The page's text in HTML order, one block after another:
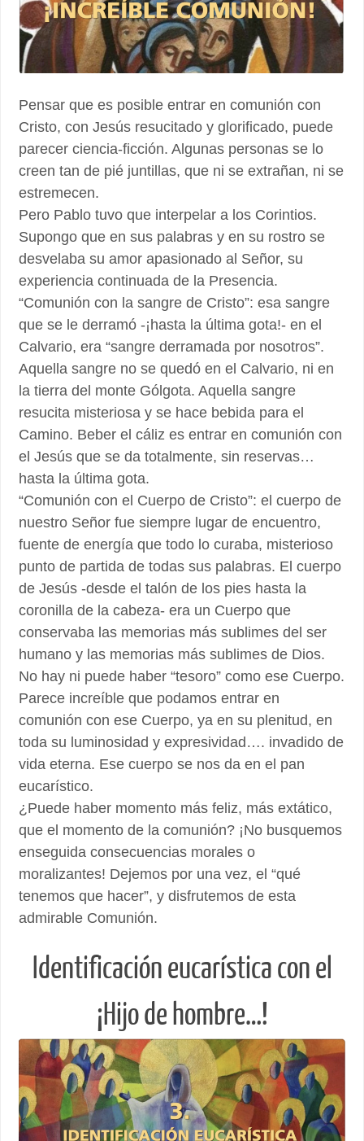
Pensar que es posible entrar en comunión con
Cristo, con Jesús resucitado y glorificado, puede
parecer ciencia-ficción. Algunas personas se lo
creen tan de pié juntillas, que ni se extrañan, ni se
estremecen.
Pero Pablo tuvo que interpelar a los Corintios.
Supongo que en sus palabras y en su rostro se
desvelaba su amor apasionado al Señor, su
experiencia continuada de la Presencia.
“Comunión con la sangre de Cristo”: esa sangre
que se le derramó -¡hasta la última gota!- en el
Calvario, era “sangre derramada por nosotros”.
Aquella sangre no se quedó en el Calvario, ni en
la tierra del monte Gólgota. Aquella sangre
resucita misteriosa y se hace bebida para el
Camino. Beber el cáliz es entrar en comunión con
el Jesús que se da totalmente, sin reservas…
hasta la última gota.
“Comunión con el Cuerpo de Cristo”: el cuerpo de
nuestro Señor fue siempre lugar de encuentro,
fuente de energía que todo lo curaba, misterioso
punto de partida de todas sus palabras. El cuerpo
de Jesús -desde el talón de los pies hasta la
coronilla de la cabeza- era un Cuerpo que
conservaba las memorias más sublimes del ser
humano y las memorias más sublimes de Dios.
No hay ni puede haber “tesoro” como ese Cuerpo.
Parece increíble que podamos entrar en
comunión con ese Cuerpo, ya en su plenitud, en
toda su luminosidad y expresividad…. invadido de
vida eterna. Ese cuerpo se nos da en el pan
eucarístico.
¿Puede haber momento más feliz, más extático,
que el momento de la comunión? ¡No busquemos
enseguida consecuencias morales o
moralizantes! Dejemos por una vez, el “qué
tenemos que hacer”, y disfrutemos de esta
admirable Comunión.
Identificación eucarística con el
¡Hijo de hombre…!